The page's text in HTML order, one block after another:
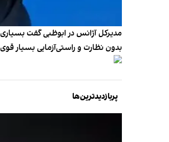
مدیرکل آژانس در ابوظبی گفت
بدون نظارت و راستی‌آزمایی بسیار
پربازدیدترین‌ها